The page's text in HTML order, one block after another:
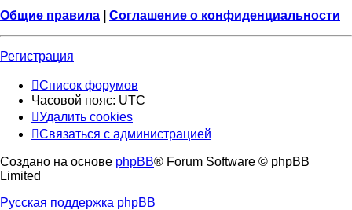
Общие правила
Соглашение о конфиденциальности
Регистрация
Список форумов
Часовой пояс: UTC
Удалить cookies
Связаться с администрацией
Создано на основе phpBB® Forum Software © phpBB
Limited
Русская поддержка phpBB